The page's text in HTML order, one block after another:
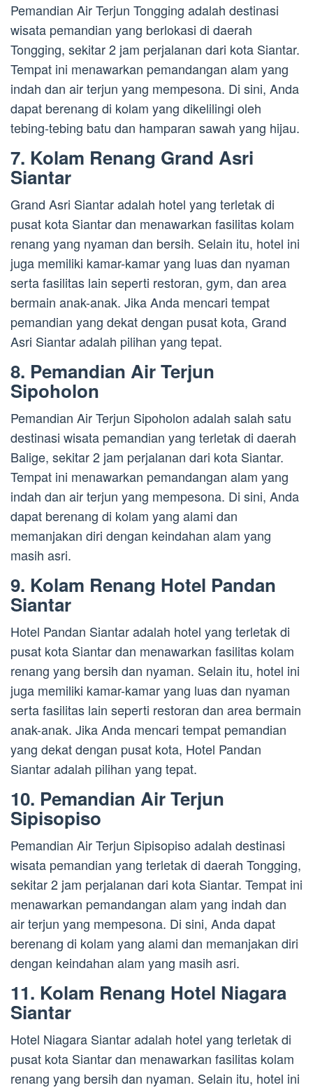
Pemandian Air Terjun Tongging adalah destinasi
wisata pemandian yang berlokasi di daerah
Tongging, sekitar 2 jam perjalanan dari kota Siantar.
Tempat ini menawarkan pemandangan alam yang
indah dan air terjun yang mempesona. Di sini, Anda
dapat berenang di kolam yang dikelilingi oleh
tebing-tebing batu dan hamparan sawah yang hijau.
7. Kolam Renang Grand Asri
Siantar
Grand Asri Siantar adalah hotel yang terletak di
pusat kota Siantar dan menawarkan fasilitas kolam
renang yang nyaman dan bersih. Selain itu, hotel ini
juga memiliki kamar-kamar yang luas dan nyaman
serta fasilitas lain seperti restoran, gym, dan area
bermain anak-anak. Jika Anda mencari tempat
pemandian yang dekat dengan pusat kota, Grand
Asri Siantar adalah pilihan yang tepat.
8. Pemandian Air Terjun
Sipoholon
Pemandian Air Terjun Sipoholon adalah salah satu
destinasi wisata pemandian yang terletak di daerah
Balige, sekitar 2 jam perjalanan dari kota Siantar.
Tempat ini menawarkan pemandangan alam yang
indah dan air terjun yang mempesona. Di sini, Anda
dapat berenang di kolam yang alami dan
memanjakan diri dengan keindahan alam yang
masih asri.
9. Kolam Renang Hotel Pandan
Siantar
Hotel Pandan Siantar adalah hotel yang terletak di
pusat kota Siantar dan menawarkan fasilitas kolam
renang yang bersih dan nyaman. Selain itu, hotel ini
juga memiliki kamar-kamar yang luas dan nyaman
serta fasilitas lain seperti restoran dan area bermain
anak-anak. Jika Anda mencari tempat pemandian
yang dekat dengan pusat kota, Hotel Pandan
Siantar adalah pilihan yang tepat.
10. Pemandian Air Terjun
Sipisopiso
Pemandian Air Terjun Sipisopiso adalah destinasi
wisata pemandian yang terletak di daerah Tongging,
sekitar 2 jam perjalanan dari kota Siantar. Tempat ini
menawarkan pemandangan alam yang indah dan
air terjun yang mempesona. Di sini, Anda dapat
berenang di kolam yang alami dan memanjakan diri
dengan keindahan alam yang masih asri.
11. Kolam Renang Hotel Niagara
Siantar
Hotel Niagara Siantar adalah hotel yang terletak di
pusat kota Siantar dan menawarkan fasilitas kolam
renang yang bersih dan nyaman. Selain itu, hotel ini